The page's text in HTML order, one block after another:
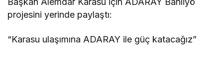
projesini yerinde paylaştı:
“Karasu ulaşımına ADARAY ile güç katacağız”